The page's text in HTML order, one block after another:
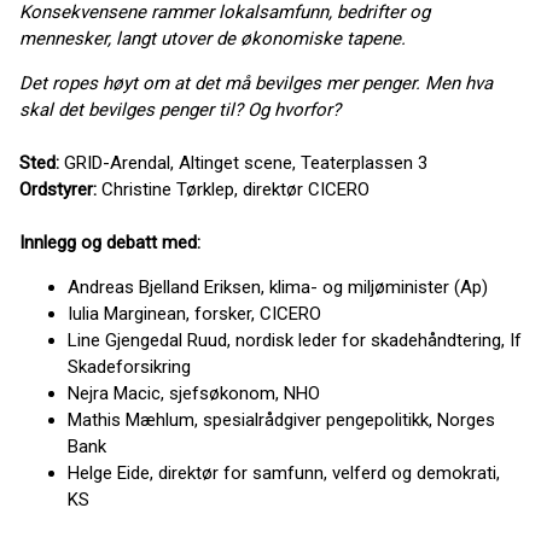
Konsekvensene rammer lokalsamfunn, bedrifter og
mennesker, langt utover de økonomiske tapene.
Det ropes høyt om at det må bevilges mer penger. Men hva
skal det bevilges penger til? Og hvorfor?
Sted: GRID-Arendal, Altinget scene, Teaterplassen 3
Ordstyrer: Christine Tørklep, direktør CICERO
Innlegg og debatt med:
Andreas Bjelland Eriksen, klima- og miljøminister (Ap)
Iulia Marginean, forsker, CICERO
Line Gjengedal Ruud, nordisk leder for skadehåndtering, If
Skadeforsikring
Nejra Macic, sjefsøkonom, NHO
Mathis Mæhlum, spesialrådgiver pengepolitikk, Norges
Bank
Helge Eide, direktør for samfunn, velferd og demokrati,
KS